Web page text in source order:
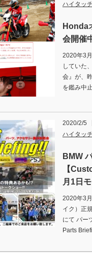
ハイタッ
Honda
会開催
2020年3
していた
会』が、
を鑑み中
2020/2/5
ハイタッ
BMW
【
月1日
2020年3
イク）正
にて パー
Parts